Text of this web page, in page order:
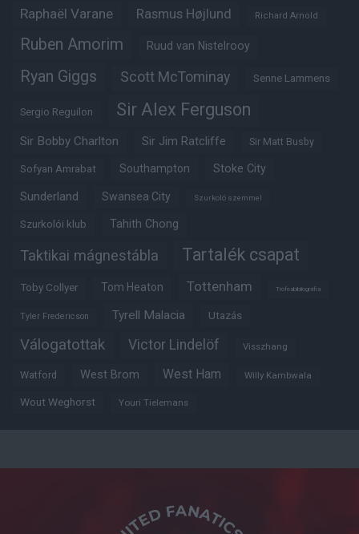
Raphaël Varane Rasmus Højlund Richard Arnold
Ruben Amorim Ruud van Nistelrooy
Ryan Giggs Scott McTominay Senne Lammens
Sergio Reguilon Sir Alex Ferguson
Sir Bobby Charlton Sir Jim Ratcliffe Sir Matt Busby
Sofyan Amrabat Southampton Stoke City
Sunderland Swansea City Szurkoló szemmel
Szurkolói klub Tahith Chong
Taktikai mágnestábla Tartalék csapat
Toby Collyer Tom Heaton Tottenham Trófeabibliográfia
Tyler Fredericson Tyrell Malacia Utazás
Válogatottak Victor Lindelöf Visszhang
Watford West Brom West Ham Willy Kambwala
Wout Weghorst Youri Tielemans